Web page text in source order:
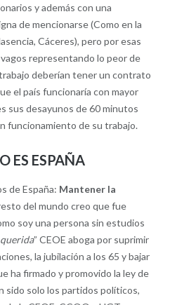
y además con una
de mencionarse (Como en la
Cáceres), pero por esas
representando lo peor de
deberían tener un contrato
el país funcionaría con mayor
sus desayunos de 60 minutos
funcionamiento de su trabajo.
ES ESPAÑA
de España: Mantener la
del mundo creo que fue
soy una persona sin estudios
querida” CEOE aboga por suprimir
la jubilación a los 65 y bajar
ha firmado y promovido la ley de
sido solo los partidos políticos,